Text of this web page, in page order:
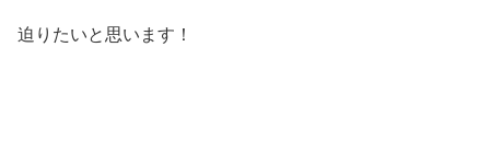
迫りたいと思います！